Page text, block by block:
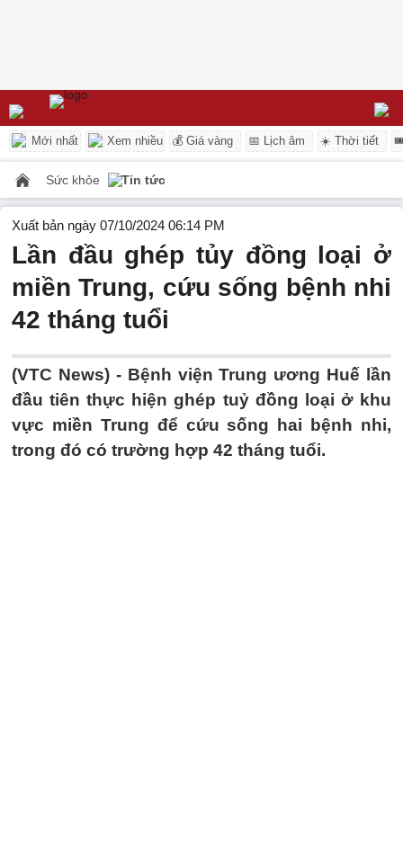
Mới nhất Xem nhiều 💰 Giá vàng 📅 Lịch âm ☀️ Thời tiết
Sức khỏe Tin tức
Xuất bản ngày 07/10/2024 06:14 PM
Lần đầu ghép tủy đồng loại ở
miền Trung, cứu sống bệnh nhi
42 tháng tuổi
(VTC News) - Bệnh viện Trung ương Huế lần
đầu tiên thực hiện ghép tuỷ đồng loại ở khu
vực miền Trung để cứu sống hai bệnh nhi,
trong đó có trường hợp 42 tháng tuổi.